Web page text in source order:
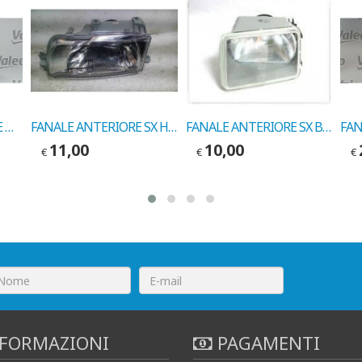
FANALINO ANTERIORE DX RENAULT ESPACE 07/88-> COD. VALEO 083162 FANALE ANTERIORE SX H4 RENAULT 21 COD. VALEO 083137
€ 11,00
FANALE ANTERIORE SX BIANCO RENAULT 18 COD. VALEO 082055
€ 10,00 €
PAGAMENTI